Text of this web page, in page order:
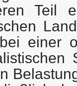
Teil
einer